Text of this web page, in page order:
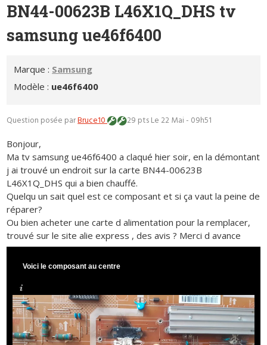
BN44-00623B L46X1Q_DHS tv
samsung ue46f6400
Marque : Samsung
Modèle : ue46f6400
Question posée parBruce10 29 ptsLe 22 Mai - 09h51
Bonjour,
Ma tv samsung ue46f6400 a claqué hier soir, en la démontant
j ai trouvé un endroit sur la carte BN44-00623B
L46X1Q_DHS qui a bien chauffé.
Quelqu un sait quel est ce composant et si ça vaut la peine de
réparer?
Ou bien acheter une carte d alimentation pour la remplacer,
trouvé sur le site alie express , des avis ? Merci d avance
Voici le composant au centre